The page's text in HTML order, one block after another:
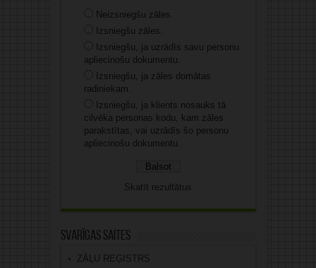
Neizsniegšu zāles.
Izsniegšu zāles.
Izsniegšu, ja uzrādīs savu personu
apliecinošu dokumentu.
Izsniegšu, ja zāles domātas
radiniekam.
Izsniegšu, ja klients nosauks tā
cilvēka personas kodu, kam zāles
parakstītas, vai uzrādīs šo personu
apliecinošu dokumentu.
Skatīt rezultātus
Svarīgas saites
ZĀĻU REĢISTRS